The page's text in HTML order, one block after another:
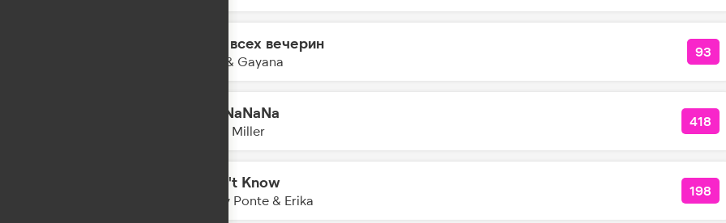
Гимн всех вечерин
MOT & Gayana
93
Hey NaNaNa
Misha Miller
418
I Don't Know
Gabry Ponte & Erika
198